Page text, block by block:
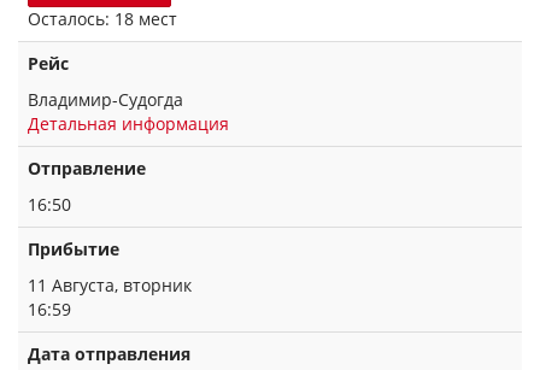
Осталось: 18 мест
Рейс
Владимир-Судогда
Детальная информация
Отправление
16:50
Прибытие
11 Августа, вторник
16:59
Дата отправления